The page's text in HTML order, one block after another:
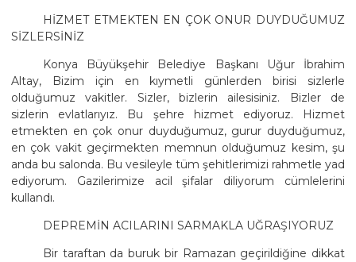
HİZMET ETMEKTEN EN ÇOK ONUR DUYDUĞUMUZ
SİZLERSİNİZ
Konya Büyükşehir Belediye Başkanı Uğur İbrahim
Altay, Bizim için en kıymetli günlerden birisi sizlerle
olduğumuz vakitler. Sizler, bizlerin ailesisiniz. Bizler de
sizlerin evlatlarıyız. Bu şehre hizmet ediyoruz. Hizmet
etmekten en çok onur duyduğumuz, gurur duyduğumuz,
en çok vakit geçirmekten memnun olduğumuz kesim, şu
anda bu salonda. Bu vesileyle tüm şehitlerimizi rahmetle yad
ediyorum. Gazilerimize acil şifalar diliyorum cümlelerini
kullandı.
DEPREMİN ACILARINI SARMAKLA UĞRAŞIYORUZ
Bir taraftan da buruk bir Ramazan geçirildiğine dikkat